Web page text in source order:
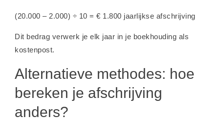
(20.000 – 2.000) ÷ 10 = € 1.800 jaarlijkse afschrijving
Dit bedrag verwerk je elk jaar in je boekhouding als
kostenpost.
Alternatieve methodes: hoe
bereken je afschrijving
anders?